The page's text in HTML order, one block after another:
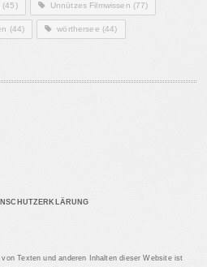
(45) Unnützes Filmwissen (77)
(44) wörthersee (44)
Texten und anderen Inhalten dieser Website ist